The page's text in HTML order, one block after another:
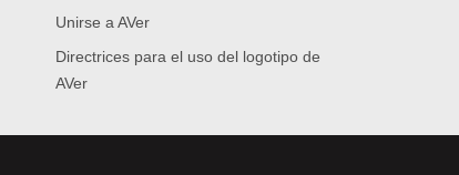
Unirse a AVer
Directrices para el uso del logotipo de
AVer